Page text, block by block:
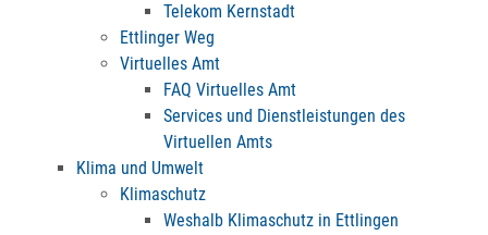
Telekom Kernstadt
Ettlinger Weg
Virtuelles Amt
FAQ Virtuelles Amt
Services und Dienstleistungen des
Virtuellen Amts
Klima und Umwelt
Klimaschutz
Weshalb Klimaschutz in Ettlingen